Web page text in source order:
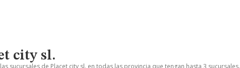
city sl.
sucursales de Placet city sl. en todas las provincia que tengan hasta 3 sucursales.